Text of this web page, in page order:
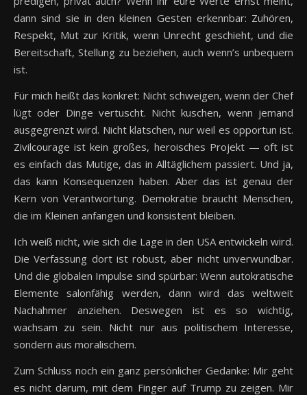
dann sind sie in den kleinen Gesten erkennbar: Zuhören,
Respekt, Mut zur Kritik, wenn Unrecht geschieht, und die
Bereitschaft, Stellung zu beziehen, auch wenn’s unbequem
ist.
Für mich heißt das konkret: Nicht schweigen, wenn der Chef
lügt oder Dinge vertuscht. Nicht kuschen, wenn jemand
ausgegrenzt wird. Nicht klatschen, nur weil es opportun ist.
Zivilcourage ist kein großes, heroisches Projekt — oft ist
es einfach das Mutige, das in Alltäglichem passiert. Und ja,
das kann Konsequenzen haben. Aber das ist genau der
Kern von Verantwortung. Demokratie braucht Menschen,
die im Kleinen anfangen und konsistent bleiben.
Ich weiß nicht, wie sich die Lage in den USA entwickeln wird.
Die Verfassung dort ist robust, aber nicht unverwundbar.
Und die globalen Impulse sind spürbar: Wenn autokratische
Elemente salonfähig werden, dann wird das weltweit
Nachahmer anziehen. Deswegen ist es so wichtig,
wachsam zu sein. Nicht nur aus politischem Interesse,
sondern aus moralischem.
Zum Schluss noch ein ganz persönlicher Gedanke: Mir geht
es nicht darum, mit dem Finger auf Trump zu zeigen. Mir